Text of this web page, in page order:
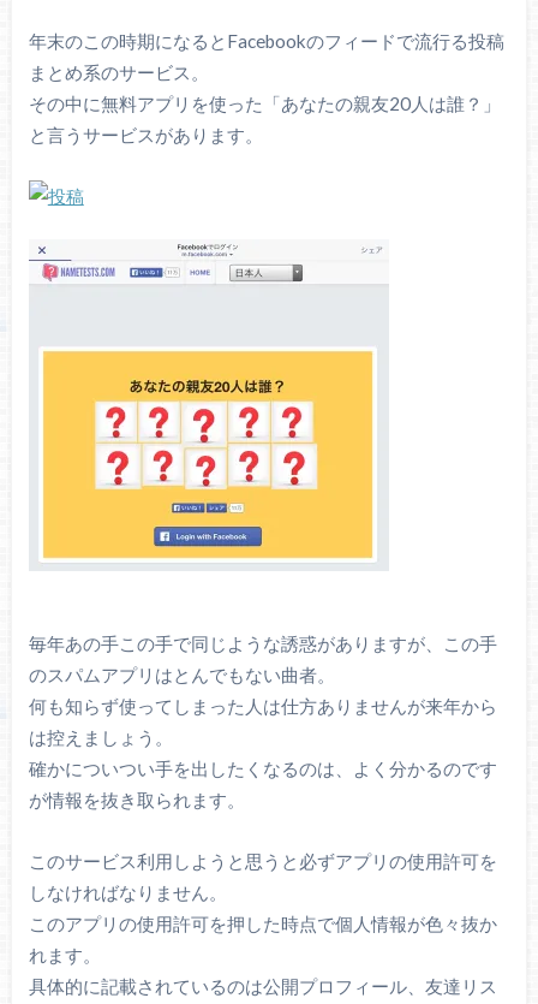
年末のこの時期になるとFacebookのフィードで流行る投稿
まとめ系のサービス。
その中に無料アプリを使った「あなたの親友20人は誰？」
と言うサービスがあります。
毎年あの手この手で同じような誘惑がありますが、この手
のスパムアプリはとんでもない曲者。
何も知らず使ってしまった人は仕方ありませんが来年から
は控えましょう。
確かについつい手を出したくなるのは、よく分かるのです
が情報を抜き取られます。
このサービス利用しようと思うと必ずアプリの使用許可を
しなければなりません。
このアプリの使用許可を押した時点で個人情報が色々抜か
れます。
具体的に記載されているのは公開プロフィール、友達リス